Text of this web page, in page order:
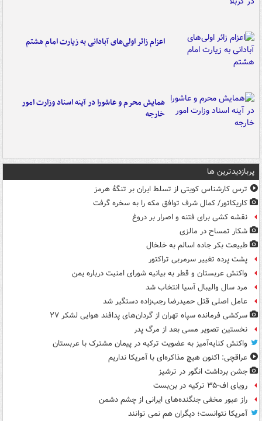
اعزام زائر اولی‌های آبادانی به زیارت امام هشتم
همایش محرم و عاشورا در آینه اسناد وزارت امور
خارجه
پربازدیدترین ها
ترس کارشناس کویتی از تسلط ایران بر تنگۀ هرمز
کاریکاتور/ کمال شرف توافق مکه را به سخره گرفت
نقشه کشی برای فتنه و اصرار بر دروغ
شکار تمساح در مالزی
طبیعت بکر جاده اسالم به خلخال
پشت پرده تغییر سرمربی تراکتور
واکنش عربستان و قطر به بیانیه شورای امنیت درباره یمن
مرد سال والیبال آسیا انتخاب شد
عامل اصلی قتل حمیدرضا رجب‌زاده دستگیر شد
سرکشی فرمانده سپاه تهران از گردان‌های پدافند هوایی لشکر ۲۷
نخستین تصویر مسی بعد از مرگ پدر
واکنش کنایه‌آمیز به عضویت ترکیه در پیمان مشترک با عربستان
عراقچی: اکنون هیچ مذاکره‌ای با آمریکا نداریم
جشن برداشت انگور در ترشیز
رویای اف-۳۵ ترکیه در بن‌بست
راز عبور مخفی جنگنده‌های ایرانی از چشم دشمن
آمریکا نتوانست؛ دیگران هم نمی توانند